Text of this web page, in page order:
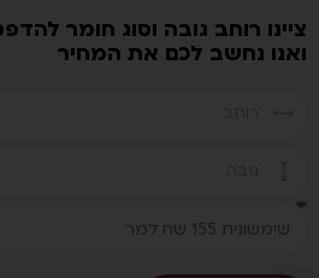
רוחב גובה וסוג חומר להדפסה
נחשב לכם את המחיר